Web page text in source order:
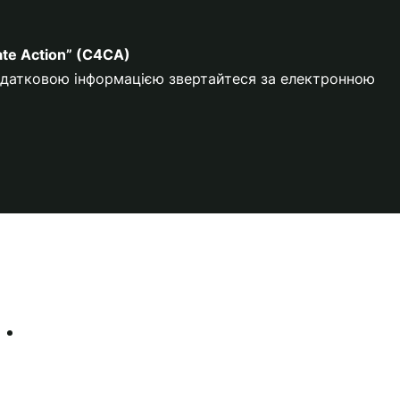
Action” (C4CA)
інформацією звертайтеся за електронною